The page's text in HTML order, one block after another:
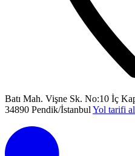
Batı Mah. Vişne Sk. No:10 İç
34890 Pendik/İstanbul Yol tarifi al